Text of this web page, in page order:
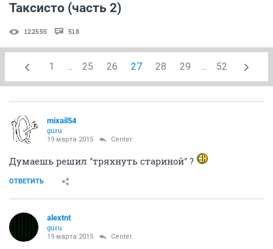
Таксисто (часть 2)
122555 518
1 ... 25 26 27 28 29 ... 52
mixail54
guru
19 марта 2015 Center
Думаешь решил ''тряхнуть стариной'' ?
ОТВЕТИТЬ
alextnt
guru
19 марта 2015 Center